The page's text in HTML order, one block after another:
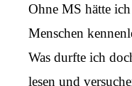
Ohne MS hätte
Menschen
Was durfte ich
lesen und